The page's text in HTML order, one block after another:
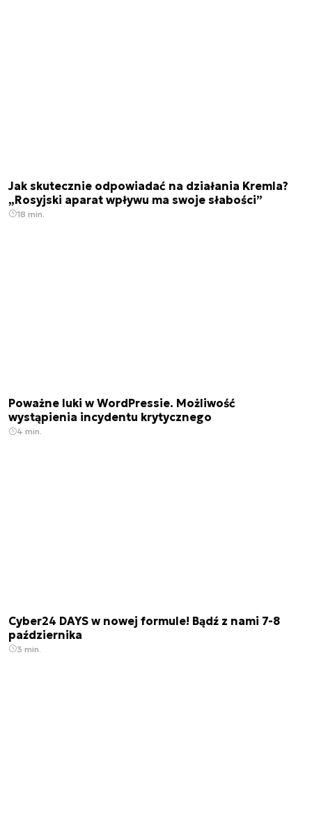
Jak skutecznie odpowiadać na działania Kremla?
„Rosyjski aparat wpływu ma swoje słabości”
18 min.
Poważne luki w WordPressie. Możliwość
wystąpienia incydentu krytycznego
4 min.
Cyber24 DAYS w nowej formule! Bądź z nami 7-8
października
3 min.